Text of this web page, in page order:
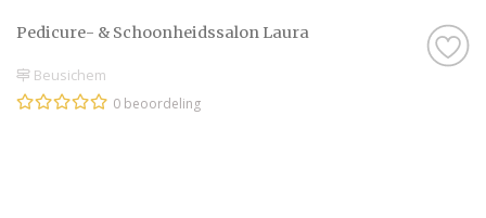
Pedicure- & Schoonheidssalon Laura
Beusichem
0 beoordeling